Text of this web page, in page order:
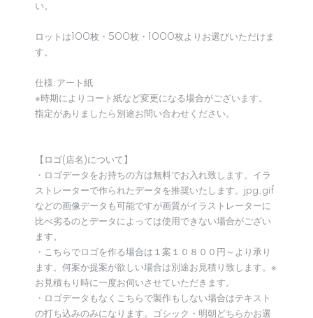
い。
ロットは100枚・500枚・1000枚よりお選びいただけま
す。
仕様:アート紙
※時期によりコート紙など変更になる場合がございます。
指定がありましたら別途お問い合わせください。
【ロゴ(店名)について】
・ロゴデータをお持ちの方は無料でお入れ致します。イラ
ストレーターで作られたデータを推奨いたします。jpg,gif
などの画像データも可能ですが画質がイラストレーターに
比べ劣るのとデータによっては使用できない場合がござい
ます。
・こちらでロゴを作る場合は１案１０８００円～より承り
ます。何案か提案が欲しい場合は別途お見積り致します。※
お見積もり時に一度お伺いさせていただきます。
・ロゴデータもなくこちらで製作もしない場合はテキスト
の打ち込みのみになります。ゴシック・明朝どちらかお選